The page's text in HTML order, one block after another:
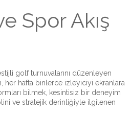
Spor Akış
golf turnuvalarını düzenleyen
her hafta binlerce izleyiciyi ekranlara
bilmek, kesintisiz bir deneyim
ve stratejik derinliğiyle ilgilenen